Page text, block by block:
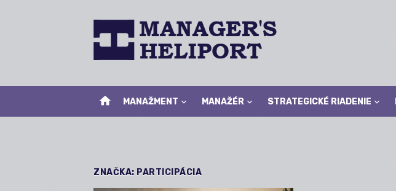
home MANAŽMENT MANAŽÉR STRATEGICKÉ RIADENIE
ZNAČKA: PARTICIPÁCIA